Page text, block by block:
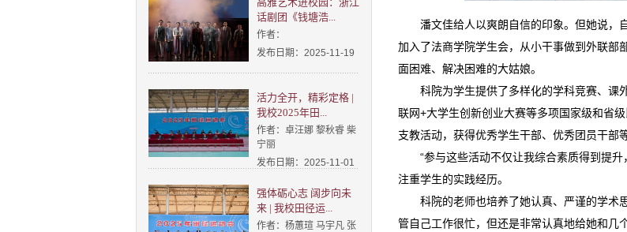
话剧团《钱塘浩...
作者：
发布日期：2025-11-19
活力全开，精彩定格 |
我校2025年田...
作者：卓汪娜 黎秋睿 柴
宁丽
发布日期：2025-11-01
强体砺心志 阔步向未
来 | 我校田径运...
作者：杨蕙瑄 马宇凡 张
潘文佳给人以爽朗自信的印象。但她说，
加入了法商学院学生会，从小干事做到外联部
面困难、解决困难的大姑娘。
科院为学生提供了多样化的学科竞赛、课
联网+大学生创新创业大赛等多项国家级和省
支教活动，获得优秀学生干部、优秀团员干部
“参与这些活动不仅让我综合素质得到提
注重学生的实践经历。
科院的老师也培养了她认真、严谨的学术
管自己工作很忙，但还是非常认真地给她和几